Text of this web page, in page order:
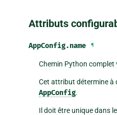
Attributs
AppConfig.name ¶
Chemin Python complet
Cet attribut détermine à
AppConfig.
Il doit être unique dans